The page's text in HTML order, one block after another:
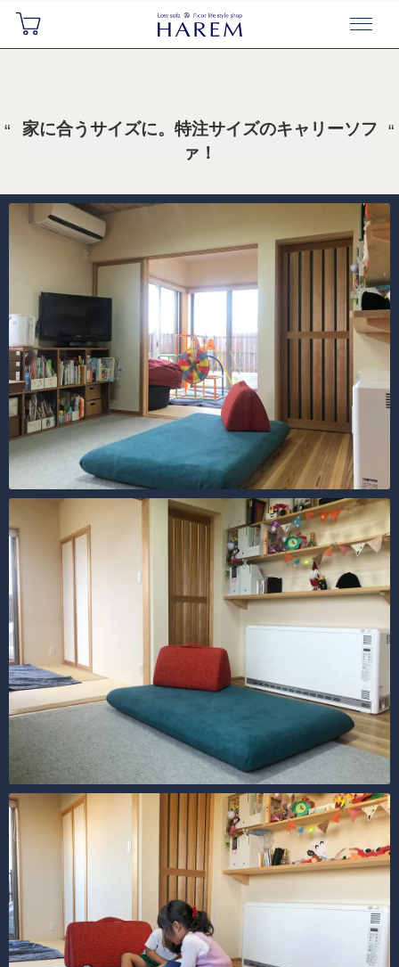
家に合うサイズに。特注サイズのキャリーソフ
ァ！